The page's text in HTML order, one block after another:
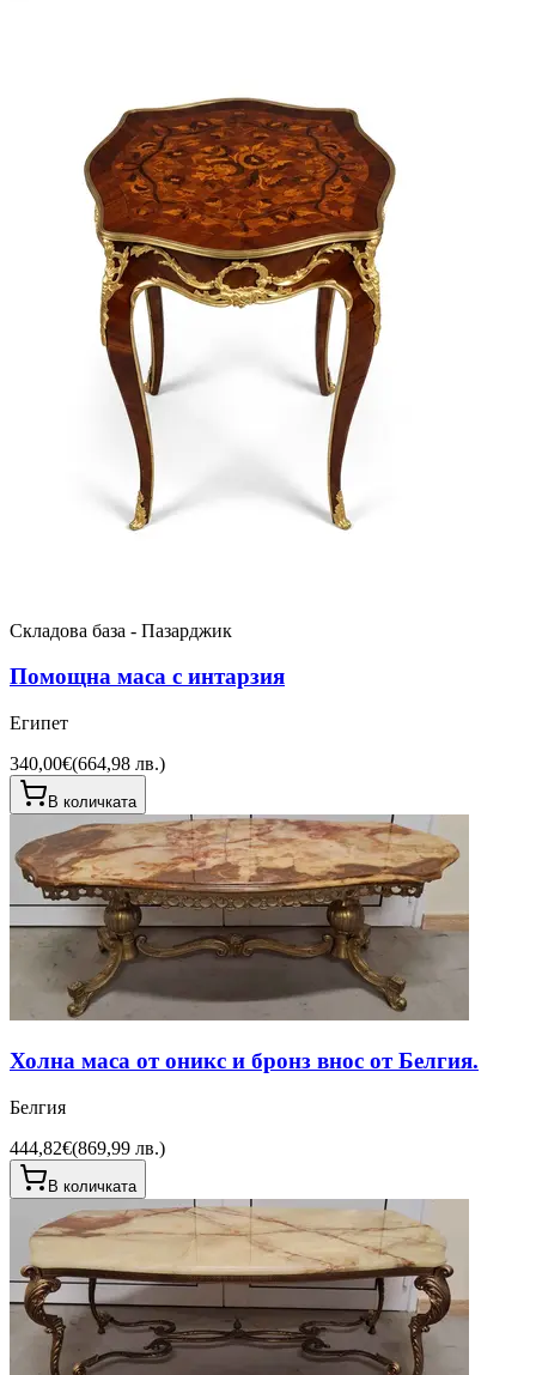
Складова база - Пазарджик
Помощна маса с интарзия
Египет
340,00€(664,98 лв.)
В количката
Холна маса от оникс и бронз внос от Белгия.
Белгия
444,82€(869,99 лв.)
В количката